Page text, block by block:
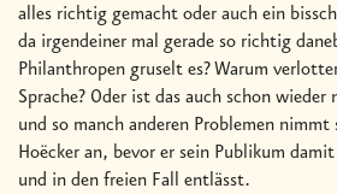
alles richtig gemacht oder auch ein
da irgendeiner mal gerade so richtig
Philanthropen gruselt es? Warum
Sprache? Oder ist das auch schon
und so manch anderen Problemen
Hoëcker an, bevor er sein Publikum
und in den freien Fall entlässt.